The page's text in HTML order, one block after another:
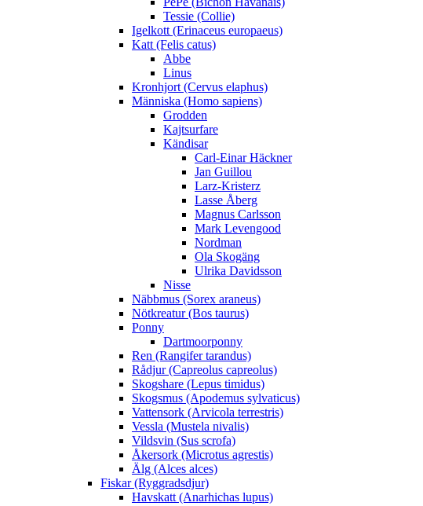
Tessie (Collie)
Igelkott (Erinaceus europaeus)
Katt (Felis catus)
Abbe
Linus
Kronhjort (Cervus elaphus)
Människa (Homo sapiens)
Grodden
Kajtsurfare
Kändisar
Carl-Einar Häckner
Jan Guillou
Larz-Kristerz
Lasse Åberg
Magnus Carlsson
Mark Levengood
Nordman
Ola Skogäng
Ulrika Davidsson
Nisse
Näbbmus (Sorex araneus)
Nötkreatur (Bos taurus)
Ponny
Dartmoorponny
Ren (Rangifer tarandus)
Rådjur (Capreolus capreolus)
Skogshare (Lepus timidus)
Skogsmus (Apodemus sylvaticus)
Vattensork (Arvicola terrestris)
Vessla (Mustela nivalis)
Vildsvin (Sus scrofa)
Åkersork (Microtus agrestis)
Älg (Alces alces)
Fiskar (Ryggradsdjur)
Havskatt (Anarhichas lupus)